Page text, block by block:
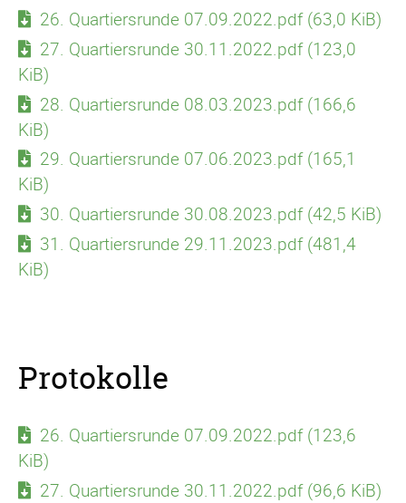
26. Quartiersrunde 07.09.2022.pdf(63,0 KiB)
27. Quartiersrunde 30.11.2022.pdf(123,0
KiB)
28. Quartiersrunde 08.03.2023.pdf(166,6
KiB)
29. Quartiersrunde 07.06.2023.pdf(165,1
KiB)
30. Quartiersrunde 30.08.2023.pdf(42,5 KiB)
31. Quartiersrunde 29.11.2023.pdf(481,4
KiB)
Protokolle
26. Quartiersrunde 07.09.2022.pdf(123,6
KiB)
27. Quartiersrunde 30.11.2022.pdf(96,6 KiB)